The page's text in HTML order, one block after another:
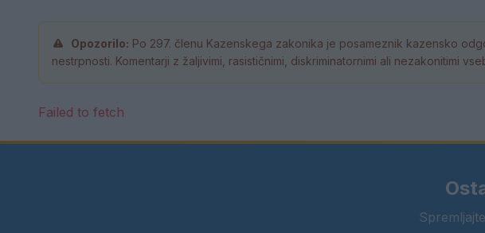
Opozorilo: Po 297. členu Kazenskega zakonika je posameznik kazensko
nestrpnosti. Komentarji z žaljivimi, rasističnimi, diskriminatornimi ali nezakonitimi
Failed to fetch